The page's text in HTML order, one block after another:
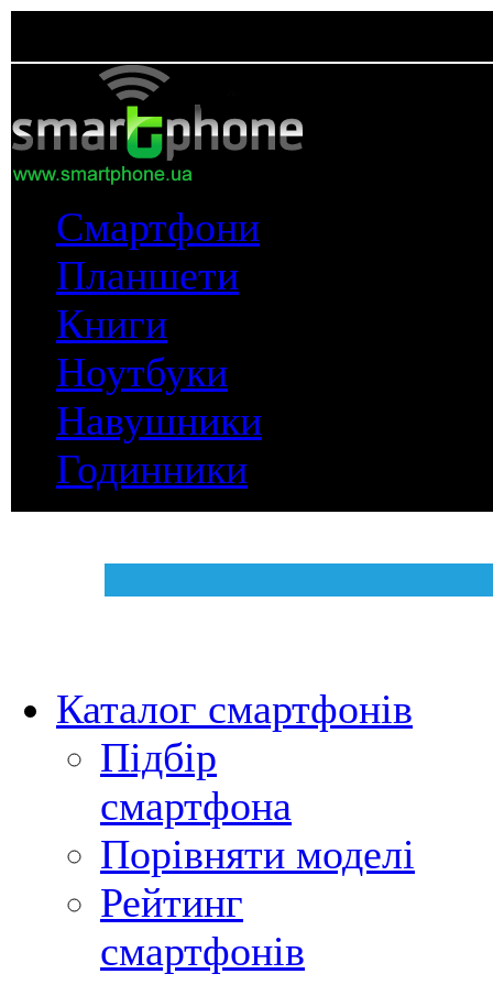
Смартфони
Планшети
Книги
Ноутбуки
Навушники
Годинники
Каталог смартфонів
Підбір
смартфона
Порівняти моделі
Рейтинг
смартфонів